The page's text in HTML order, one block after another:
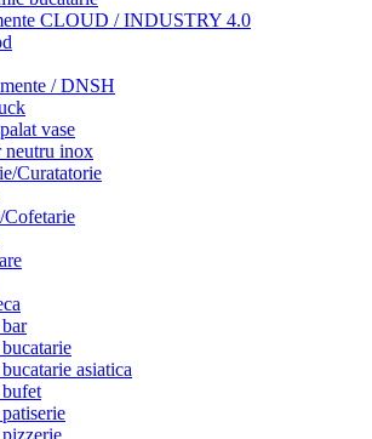
CLOUD / INDUSTRY 4.0
/ DNSH
vase
inox
Curatatorie
Cofetarie
asiatica